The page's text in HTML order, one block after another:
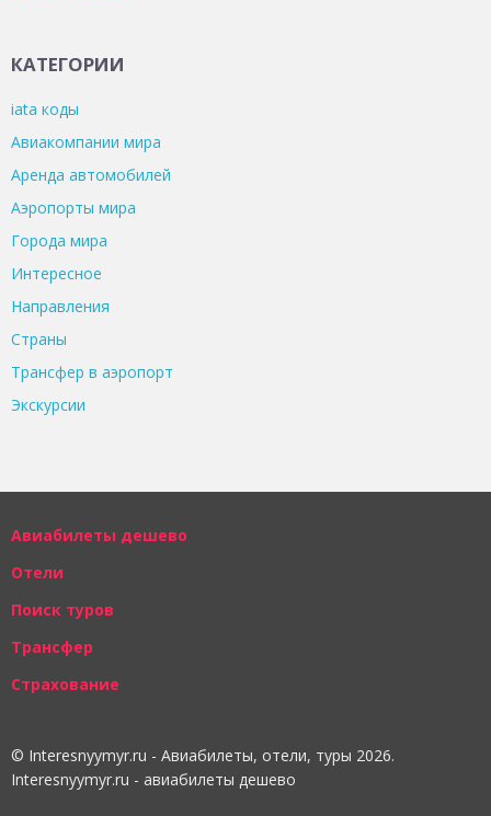
КАТЕГОРИИ
iata коды
Авиакомпании мира
Аренда автомобилей
Аэропорты мира
Города мира
Интересное
Направления
Страны
Трансфер в аэропорт
Экскурсии
Авиабилеты дешево
Отели
Поиск туров
Трансфер
Страхование
© Interesnyymyr.ru - Авиабилеты, отели, туры 2026.
Interesnyymyr.ru - авиабилеты дешево